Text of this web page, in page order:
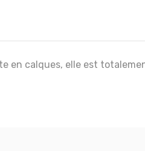
en calques, elle est